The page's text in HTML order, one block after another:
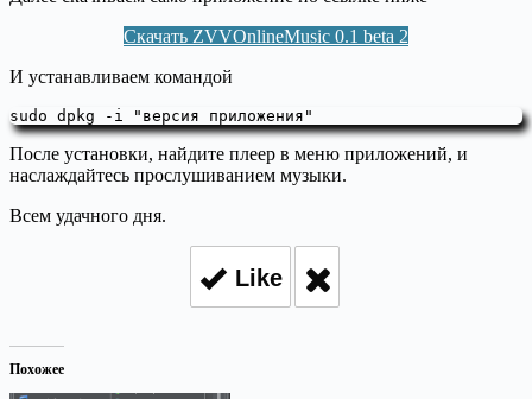
Скачать ZVVOnlineMusic 0.1 beta 2
И устанавливаем командой
sudo dpkg -i "версия приложения"
После установки, найдите плеер в меню приложений, и
наслаждайтесь прослушиванием музыки.
Всем удачного дня.
Like
Похожее